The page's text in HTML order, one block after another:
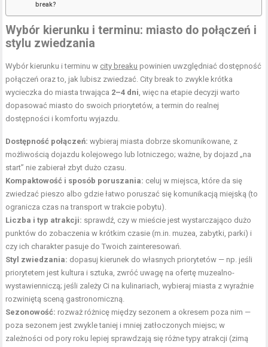
break?
Wybór kierunku i terminu: miasto do połączeń i
stylu zwiedzania
Wybór kierunku i terminu w city breaku powinien uwzględniać dostępność
połączeń oraz to, jak lubisz zwiedzać. City break to zwykle krótka
wycieczka do miasta trwająca 2–4 dni, więc na etapie decyzji warto
dopasować miasto do swoich priorytetów, a termin do realnej
dostępności i komfortu wyjazdu.
Dostępność połączeń: wybieraj miasta dobrze skomunikowane, z
możliwością dojazdu kolejowego lub lotniczego; ważne, by dojazd „na
start” nie zabierał zbyt dużo czasu.
Kompaktowość i sposób poruszania: celuj w miejsca, które da się
zwiedzać pieszo albo gdzie łatwo poruszać się komunikacją miejską (to
ogranicza czas na transport w trakcie pobytu).
Liczba i typ atrakcji: sprawdź, czy w mieście jest wystarczająco dużo
punktów do zobaczenia w krótkim czasie (m.in. muzea, zabytki, parki) i
czy ich charakter pasuje do Twoich zainteresowań.
Styl zwiedzania: dopasuj kierunek do własnych priorytetów — np. jeśli
priorytetem jest kultura i sztuka, zwróć uwagę na ofertę muzealno-
wystawienniczą; jeśli zależy Ci na kulinariach, wybieraj miasta z wyraźnie
rozwiniętą sceną gastronomiczną.
Sezonowość: rozważ różnicę między sezonem a okresem poza nim —
poza sezonem jest zwykle taniej i mniej zatłoczonych miejsc; w
zależności od pory roku lepiej sprawdzają się różne typy atrakcji (zimą